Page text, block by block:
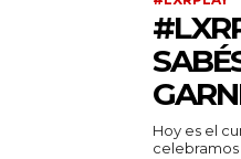
Hoy es el
celebramos